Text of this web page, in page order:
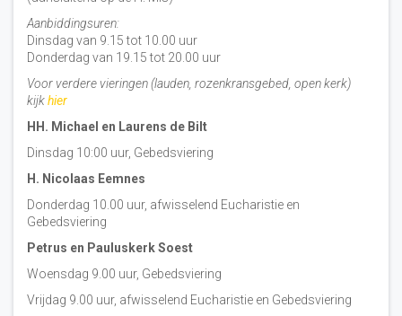
Aanbiddingsuren:
Dinsdag van 9.15 tot 10.00 uur
Donderdag van 19.15 tot 20.00 uur
Voor verdere vieringen (lauden, rozenkransgebed, open kerk)
kijkhier
HH. Michael en Laurens de Bilt
Dinsdag 10:00 uur, Gebedsviering
H. Nicolaas Eemnes
Donderdag 10.00 uur, afwisselend Eucharistie en
Gebedsviering
Petrus en Pauluskerk Soest
Woensdag 9.00 uur, Gebedsviering
Vrijdag 9.00 uur, afwisselend Eucharistie en Gebedsviering